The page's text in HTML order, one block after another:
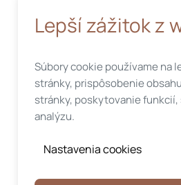
Lepší zážitok z
Súbory cookie používame na
stránky, prispôsobenie
stránky, poskytovanie funkcií,
analýzu.
Nastavenia cookies